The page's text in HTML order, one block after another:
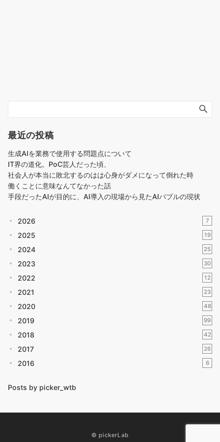
最近の投稿
生成AIを業務で使用する問題点について
IT界の道化。PoC芸人だった頃、
社会人が本当に敗北するのはは心身がダメになって倒れた時
働くことに意味なんてなかった話
手段だったAIが目的に、AI導入の現場から見たAIバブルの現状
2026 7
2025 19
2024 25
2023 30
2022 12
2021 23
2020 48
2019 99
2018 42
2017 26
2016 6
Posts by picker_wtb
© pickerLab